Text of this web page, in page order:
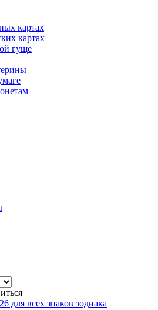
картах
картах
гуще
для всех знаков зодиака